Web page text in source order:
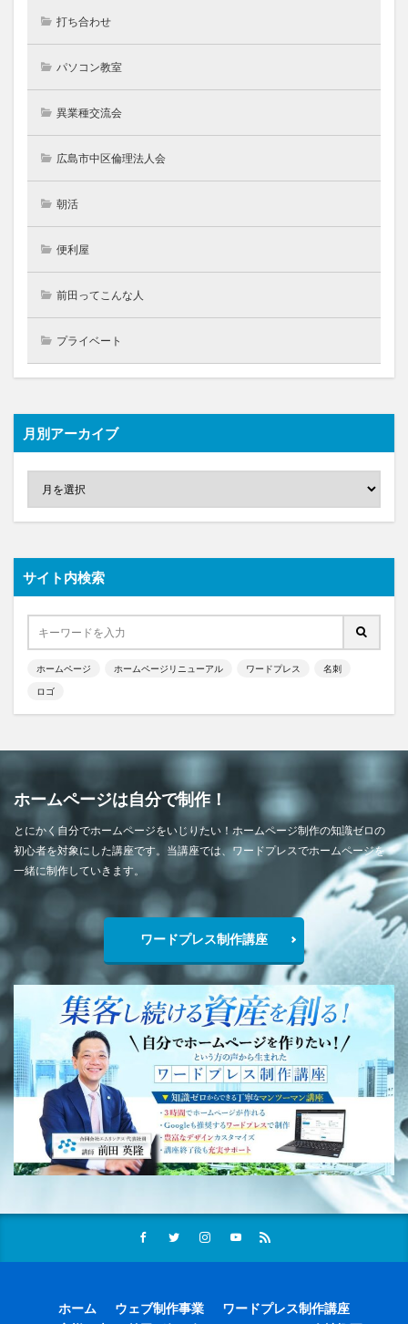
打ち合わせ
パソコン教室
異業種交流会
広島市中区倫理法人会
朝活
便利屋
前田ってこんな人
プライベート
月別アーカイブ
サイト内検索
ホームページ ホームページリニューアル ワードプレス 名刺
ロゴ
ホームページは自分で制作！
とにかく自分でホームページをいじりたい！ホームページ制作の知識ゼロの
初心者を対象にした講座です。当講座では、ワードプレスでホームページを
一緒に制作していきます。
ワードプレス制作講座
ホーム ウェブ制作事業
ワードプレス制作講座